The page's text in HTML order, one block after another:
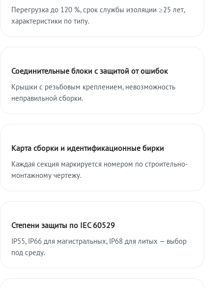
Перегрузка до 120 %, срок службы изоляции ≥25 лет,
характеристики по типу.
Соединительные блоки с защитой от ошибок
Крышки с резьбовым креплением, невозможность
неправильной сборки.
Карта сборки и идентификационные бирки
Каждая секция маркируется номером по строительно-
монтажному чертежу.
Степени защиты по IEC 60529
IP55, IP66 для магистральных, IP68 для литых — выбор
под среду.